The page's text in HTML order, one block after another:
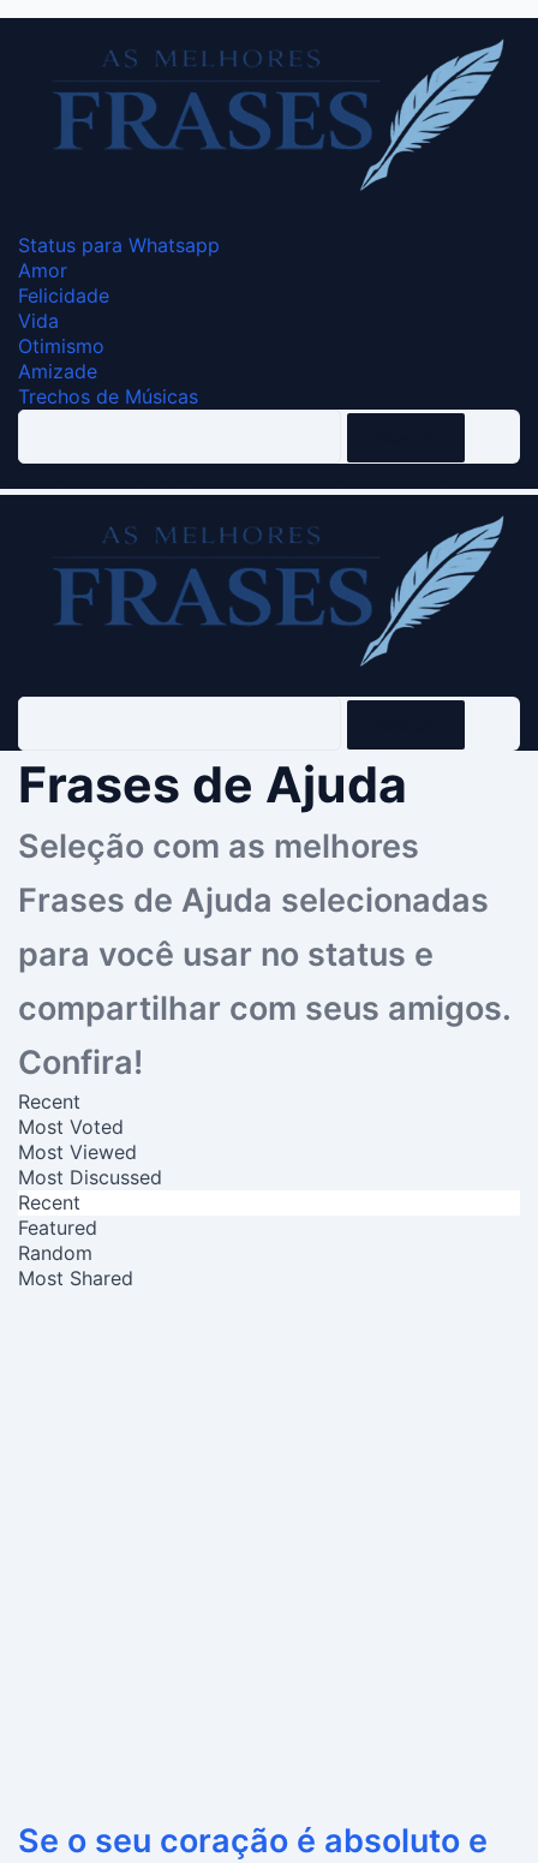
Status para Whatsapp
Amor
Felicidade
Vida
Otimismo
Amizade
Trechos de Músicas
Frases de Ajuda
Seleção com as melhores
Frases de Ajuda selecionadas
para você usar no status e
compartilhar com seus amigos.
Confira!
Recent
Most Voted
Most Viewed
Most Discussed
Recent
Featured
Random
Most Shared
Se o seu coração é absoluto e